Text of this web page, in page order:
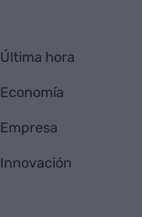
Última hora
Economía
Empresa
Innovación